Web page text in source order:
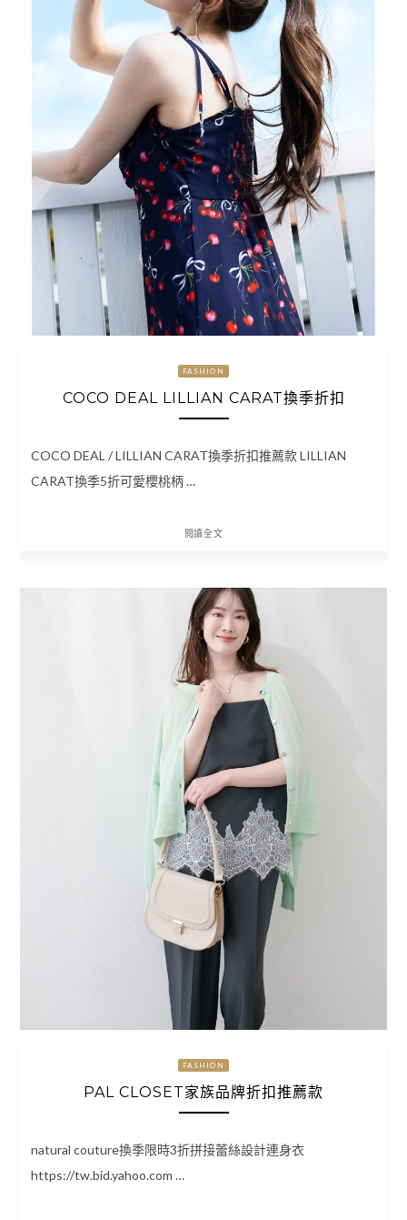
FASHION
COCO DEAL LILLIAN CARAT換季折扣
COCO DEAL / LILLIAN CARAT換季折扣推薦款 LILLIAN
CARAT換季5折可愛櫻桃柄 …
閱讀全文
FASHION
PAL CLOSET家族品牌折扣推薦款
natural couture換季限時3折拼接蕾絲設計連身衣
https://tw.bid.yahoo.com …